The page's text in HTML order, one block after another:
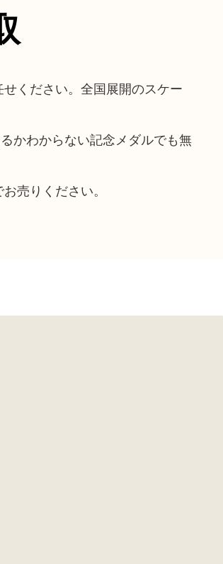
ください。全国展開のスケー
かわからない記念メダルでも無
売りください。